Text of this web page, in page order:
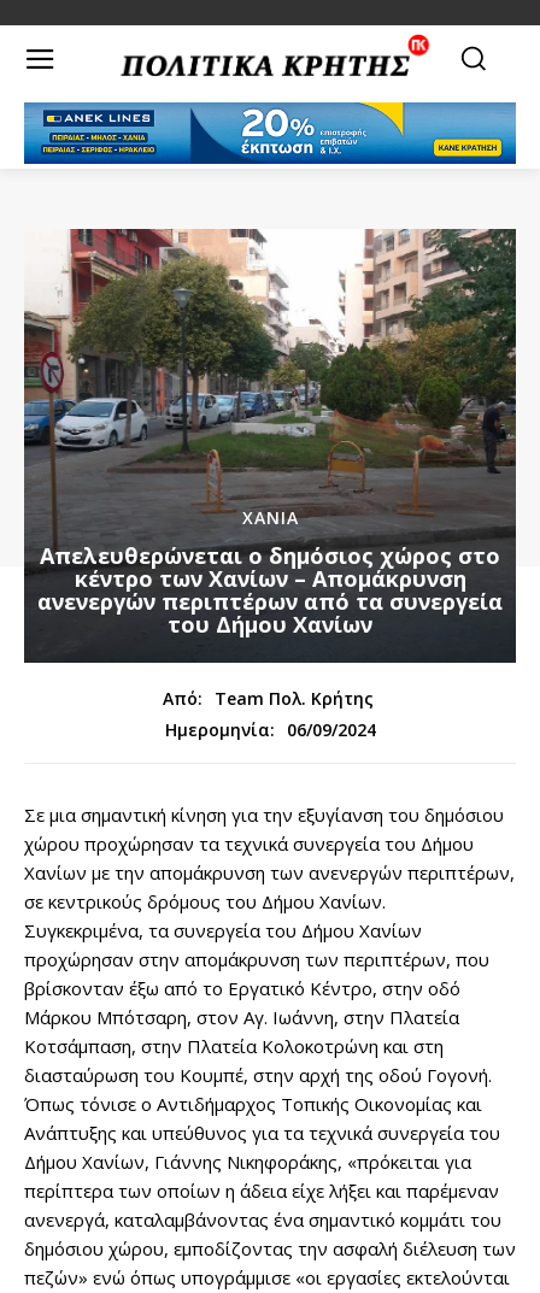
ΧΑΝΙΑ
Απελευθερώνεται ο δημόσιος χώρος στο
κέντρο των Χανίων – Απομάκρυνση
ανενεργών περιπτέρων από τα συνεργεία
του Δήμου Χανίων
Από:
Team Πολ. Κρήτης
Ημερομηνία:
06/09/2024
Σε μια σημαντική κίνηση για την εξυγίανση του δημόσιου
χώρου προχώρησαν τα τεχνικά συνεργεία του Δήμου
Χανίων με την απομάκρυνση των ανενεργών περιπτέρων,
σε κεντρικούς δρόμους του Δήμου Χανίων.
Συγκεκριμένα, τα συνεργεία του Δήμου Χανίων
προχώρησαν στην απομάκρυνση των περιπτέρων, που
βρίσκονταν έξω από το Εργατικό Κέντρο, στην οδό
Μάρκου Μπότσαρη, στον Αγ. Ιωάννη, στην Πλατεία
Κοτσάμπαση, στην Πλατεία Κολοκοτρώνη και στη
διασταύρωση του Κουμπέ, στην αρχή της οδού Γογονή.
Όπως τόνισε ο Αντιδήμαρχος Τοπικής Οικονομίας και
Ανάπτυξης και υπεύθυνος για τα τεχνικά συνεργεία του
Δήμου Χανίων, Γιάννης Νικηφοράκης, «πρόκειται για
περίπτερα των οποίων η άδεια είχε λήξει και παρέμεναν
ανενεργά, καταλαμβάνοντας ένα σημαντικό κομμάτι του
δημόσιου χώρου, εμποδίζοντας την ασφαλή διέλευση των
πεζών» ενώ όπως υπογράμμισε «οι εργασίες εκτελούνται